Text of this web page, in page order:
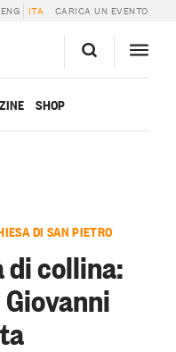
» RETE ROMANICA DI COLLINA:
ENG ITA CARICA UN EVENTO
SHOP
DI SAN PIETRO
di collina: